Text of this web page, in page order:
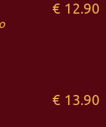
€ 12.90
€ 13.90